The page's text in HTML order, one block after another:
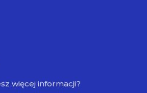
więcej informacji?